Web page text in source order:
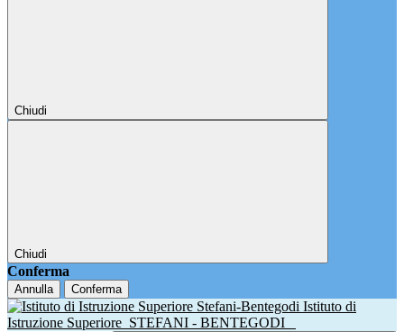
Chiudi
Chiudi
Conferma
Annulla Conferma
Istituto di
Istruzione Superiore STEFANI - BENTEGODI